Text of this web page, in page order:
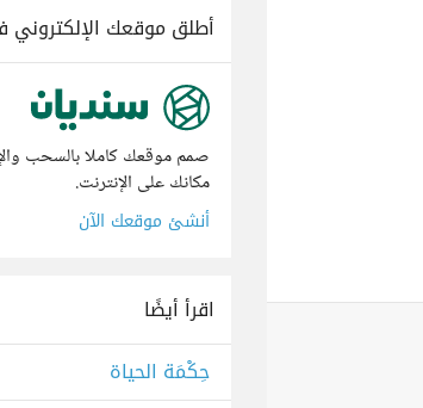
أطلق موقعك
صمم موقعك كاملا بالسحب
مكانك على الإنترنت.
أنشئ موقعك الآن
اقرأ أيضًا
حِكْمَة الحياة